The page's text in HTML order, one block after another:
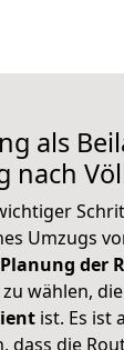
als
nach
Umzugs
der
wählen,
ist. Es ist
dass die